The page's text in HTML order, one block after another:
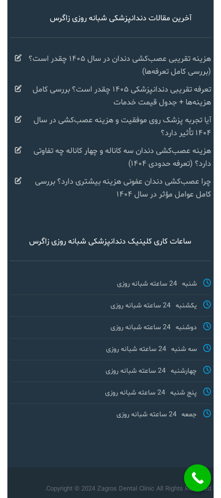
آخرین مقالات دندانپزشکی شبانه روزی زاگرس
هزینه تقریبی عصب‌کشی دندان در سال ۱۴۰۵ چقدر است؟
(بررسی کامل تعرفه‌ها)
تعرفه تقریبی دندانپزشکی ۱۴۰۵ چقدر است؟ بررسی کامل
هزینه‌ها + جدول قیمت خدمات
آیا تجربه پزشک روی موفقیت و هزینه عصب‌کشی در سال
۱۴۰۴ تأثیر دارد؟
هزینه عصب‌کشی دندان سه کاناله و چهار کاناله چه تفاوتی
دارد؟ (تعرفه حدودی ۱۴۰۴)
چرا عصب‌کشی دندان عفونی هزینه بیشتری دارد؟ بررسی
کامل عوامل مؤثر در سال ۱۴۰۴
ساعات کاری کلینیک دندانپزشکی شبانه روزی زاگرس
شنبه 24 ساعته شبانه روزی
یکشنبه 24 ساعته شبانه روزی
دوشنبه 24 ساعته شبانه روزی
سه شنبه 24 ساعته شبانه روزی
چهارشنبه 24 ساعته شبانه روزی
پنج شنبه 24 ساعته شبانه روزی
جمعه 24 ساعته شبانه روزی
Copyright © 2024 Zagros Dental Clinic All Rights Reserved.